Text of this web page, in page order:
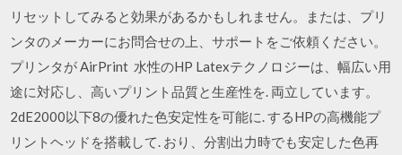
リセットしてみると効果があるかもしれません。または、プリ
ンタのメーカーにお問合せの上、サポートをご依頼ください。
プリンタが AirPrint 水性のHP Latexテクノロジーは、幅広い用
途に対応し、高いプリント品質と生産性を. 両立しています。
2dE2000以下8の優れた色安定性を可能に. するHPの高機能プ
リントヘッドを搭載して. おり、分割出力時でも安定した色再